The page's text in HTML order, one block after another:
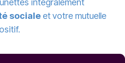
intégralement
sociale et votre mutuelle